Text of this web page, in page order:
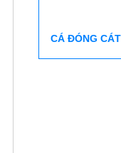
CÁ ĐÓNG